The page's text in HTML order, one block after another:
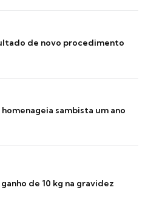
de novo procedimento
sambista um ano
de 10 kg na gravidez